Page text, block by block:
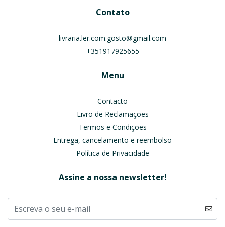
Contato
livraria.ler.com.gosto@gmail.com
+351917925655
Menu
Contacto
Livro de Reclamações
Termos e Condições
Entrega, cancelamento e reembolso
Política de Privacidade
Assine a nossa newsletter!